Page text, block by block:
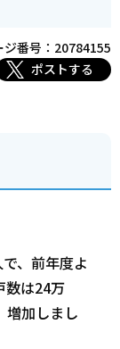
ジ番号：20784155
ポストする
、前年度よ
数は24万
増加しまし